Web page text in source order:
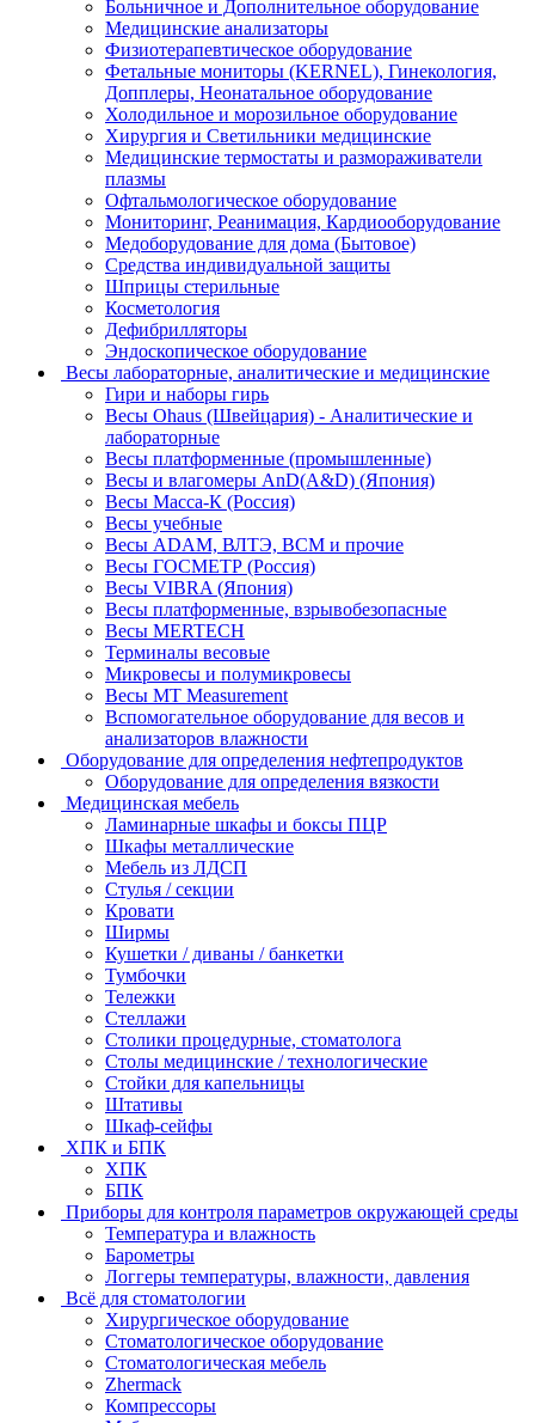
Больничное и Дополнительное оборудование
Медицинские анализаторы
Физиотерапевтическое оборудование
Фетальные мониторы (KERNEL), Гинекология,
Допплеры, Неонатальное оборудование
Холодильное и морозильное оборудование
Хирургия и Светильники медицинские
Медицинские термостаты и размораживатели
плазмы
Офтальмологическое оборудование
Мониторинг, Реанимация, Кардиооборудование
Медоборудование для дома (Бытовое)
Средства индивидуальной защиты
Шприцы стерильные
Косметология
Дефибрилляторы
Эндоскопическое оборудование
Весы лабораторные, аналитические и медицинские
Гири и наборы гирь
Весы Ohaus (Швейцария) - Аналитические и
лабораторные
Весы платформенные (промышленные)
Весы и влагомеры AnD(A&D) (Япония)
Весы Масса-К (Россия)
Весы учебные
Весы ADAM, ВЛТЭ, BCM и прочие
Весы ГОСМЕТР (Россия)
Весы VIBRA (Япония)
Весы платформенные, взрывобезопасные
Весы MERTECH
Терминалы весовые
Микровесы и полумикровесы
Весы MT Measurement
Вспомогательное оборудование для весов и
анализаторов влажности
Оборудование для определения нефтепродуктов
Оборудование для определения вязкости
Медицинская мебель
Ламинарные шкафы и боксы ПЦР
Шкафы металлические
Мебель из ЛДСП
Стулья / секции
Кровати
Ширмы
Кушетки / диваны / банкетки
Тумбочки
Тележки
Стеллажи
Столики процедурные, стоматолога
Столы медицинские / технологические
Стойки для капельницы
Штативы
Шкаф-сейфы
ХПК и БПК
ХПК
БПК
Приборы для контроля параметров окружающей среды
Температура и влажность
Барометры
Логгеры температуры, влажности, давления
Всё для стоматологии
Хирургическое оборудование
Стоматологическое оборудование
Стоматологическая мебель
Zhermack
Компрессоры